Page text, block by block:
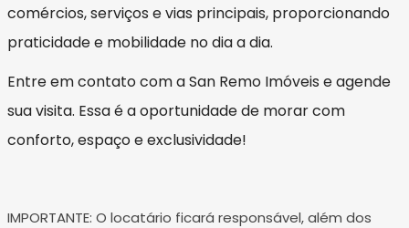
comércios, serviços e vias principais, proporcionando
praticidade e mobilidade no dia a dia.
Entre em contato com a San Remo Imóveis e agende
sua visita. Essa é a oportunidade de morar com
conforto, espaço e exclusividade!
IMPORTANTE: O locatário ficará responsável, além dos